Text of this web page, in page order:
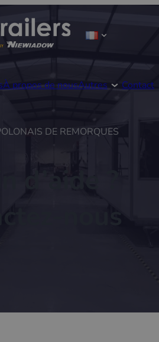
À propos de nousAutres Contact
DE REMORQUES